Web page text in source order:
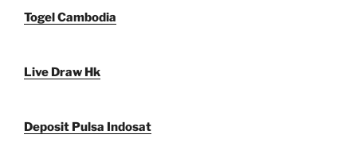
Togel Cambodia
Live Draw Hk
Deposit Pulsa Indosat